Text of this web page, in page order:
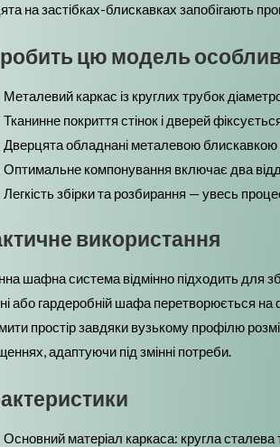
на застібках-блискавках запобігають
цю модель
Металевий каркас із круглих трубок
Тканинне покриття стінок і дверей
Дверцята обладнані металевою блискавкою
Оптимальне компонування включає два
Легкість збірки та розбирання — увесь
використання
шафна система відмінно підходить для
або гардеробній шафа перетворюється на
простір завдяки вузькому профілю
адаптуючи під змінні потреби.
Основний матеріал каркаса: кругла